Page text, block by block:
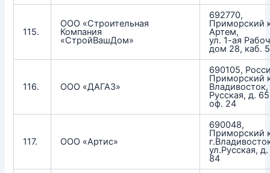
115.
ООО «Строительная
Компания
«СтройВашДом»
692770,
Приморский
Артем,
ул. 1-ая
дом 28, каб. 5
116. ООО «ДАГАЗ»
690105,
Приморский
Владивосток,
Русская, д.
оф. 24
117. ООО «Артис»
690048,
Приморский
ул.Русская,
84